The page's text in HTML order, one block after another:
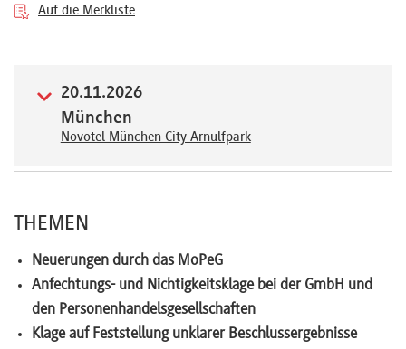
Kontakt
Über
FAQ
Newsletter
Auf die Merkliste
20.11.2026
München
Novotel München City Arnulfpark
THEMEN
Neuerungen durch das MoPeG
Anfechtungs- und Nichtigkeitsklage bei der GmbH und
den Personenhandelsgesellschaften
Klage auf Feststellung unklarer Beschlussergebnisse